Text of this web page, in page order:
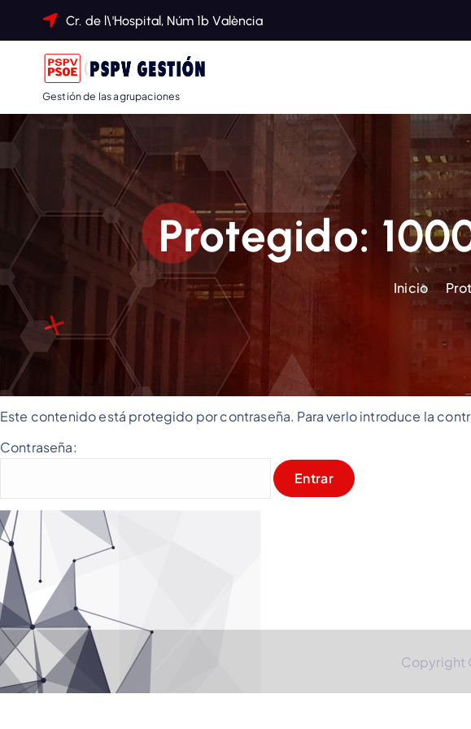
Cr. de l\'Hospital, Núm 1b València
Gestión de las agrupaciones
Protegido:
Inicio
Este contenido está protegido por contraseña. Para verlo introduce la
Contraseña:
Copyright